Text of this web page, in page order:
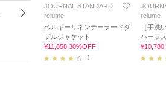
JOURNAL STANDARD
relume
ベルギーリネンテーラードダ
ブルジャケット
¥11,858 30%OFF
1
relume
［手洗
ハーフ